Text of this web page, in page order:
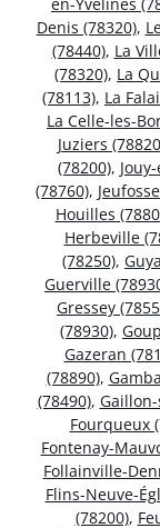
Denis (78320),
(78440), La
(78320), La
(78113), La
La Celle-les-
Juziers
(78200),
(78760),
Houilles
Herbeville
(78250),
Guerville
Gressey
(78930),
Gazeran
(78890),
(78490),
Fourqueux
Fontenay-
Follainville-
Flins-Neuve-
(78200),